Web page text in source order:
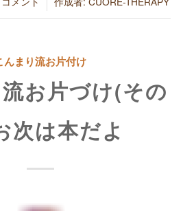
んまり流お片付け
お片づけ(その
次は本だよ